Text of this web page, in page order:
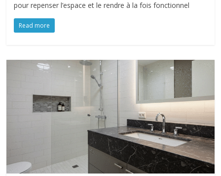
pour repenser l’espace et le rendre à la fois fonctionnel
Read more